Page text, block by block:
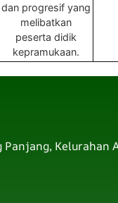
dan progresif yang
melibatkan
peserta didik
kepramukaan.
Panjang, Kelurahan